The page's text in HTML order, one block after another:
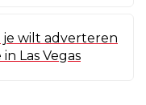
je wilt adverteren
Las Vegas